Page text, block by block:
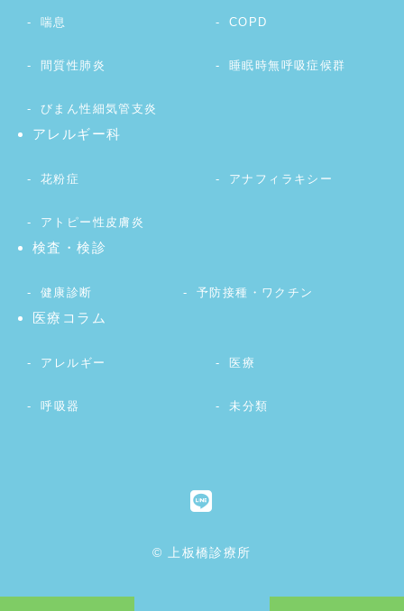
喘息 COPD
間質性肺炎 睡眠時無呼吸症候群
びまん性細気管支炎
アレルギー科
花粉症 アナフィラキシー
アトピー性皮膚炎
検査・検診
健康診断 予防接種・ワクチン
医療コラム
アレルギー 医療
呼吸器 未分類
© 上板橋診療所